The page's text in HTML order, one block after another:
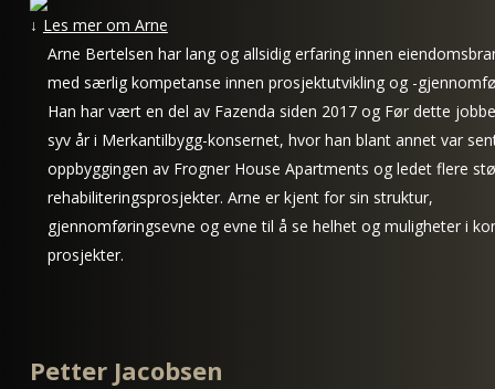
Les mer om Arne
Arne Bertelsen har lang og allsidig erfaring innen
med særlig kompetanse innen prosjektutvikling og -
Han har vært en del av Fazenda siden 2017 og Før dette
syv år i Merkantilbygg-konsernet, hvor han blant annet var
oppbyggingen av Frogner House Apartments og ledet flere
rehabiliteringsprosjekter. Arne er kjent for sin struktur,
gjennomføringsevne og evne til å se helhet og muligheter i
prosjekter.
Petter Jacobsen